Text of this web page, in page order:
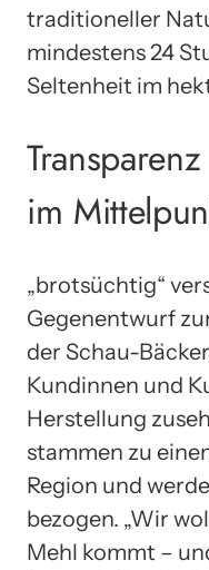
traditioneller
mindestens 24
Seltenheit im
im
„brotsüchtig“
Gegenentwurf
der Schau-
Kundinnen und
Herstellung
stammen zu
Region und
bezogen. „Wir
Mehl kommt –